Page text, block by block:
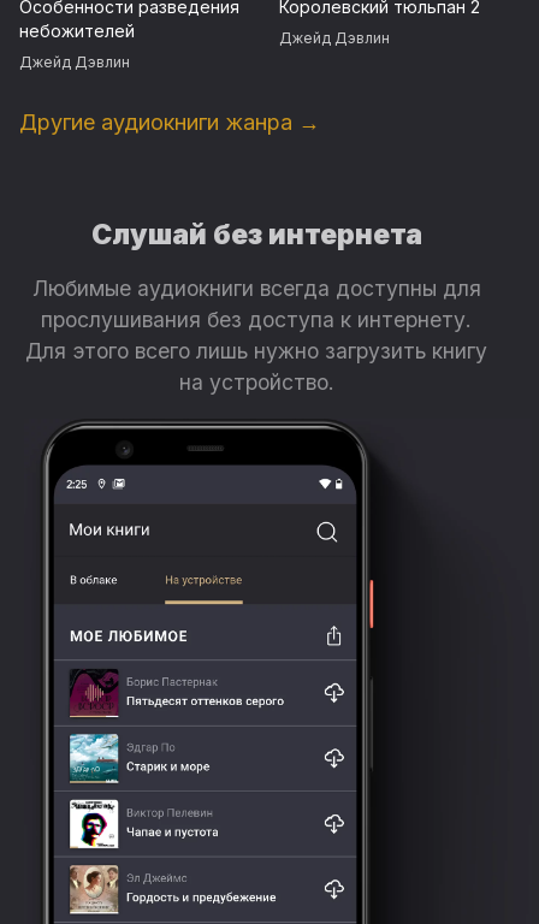
Особенности разведения
небожителей
Джейд Дэвлин
Королевский тюльпан 2
Джейд Дэвлин
Другие аудиокниги жанра →
Слушай без интернета
Любимые аудиокниги всегда доступны для
прослушивания без доступа к интернету.
Для этого всего лишь нужно загрузить книгу
на устройство.